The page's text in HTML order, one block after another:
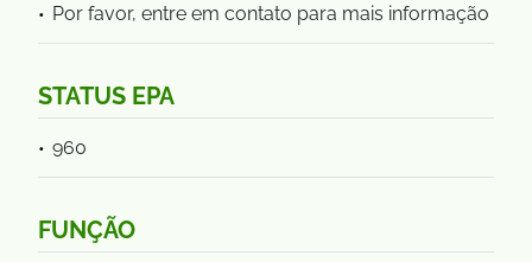
Por favor, entre em contato para mais informação
STATUS EPA
960
FUNÇÃO